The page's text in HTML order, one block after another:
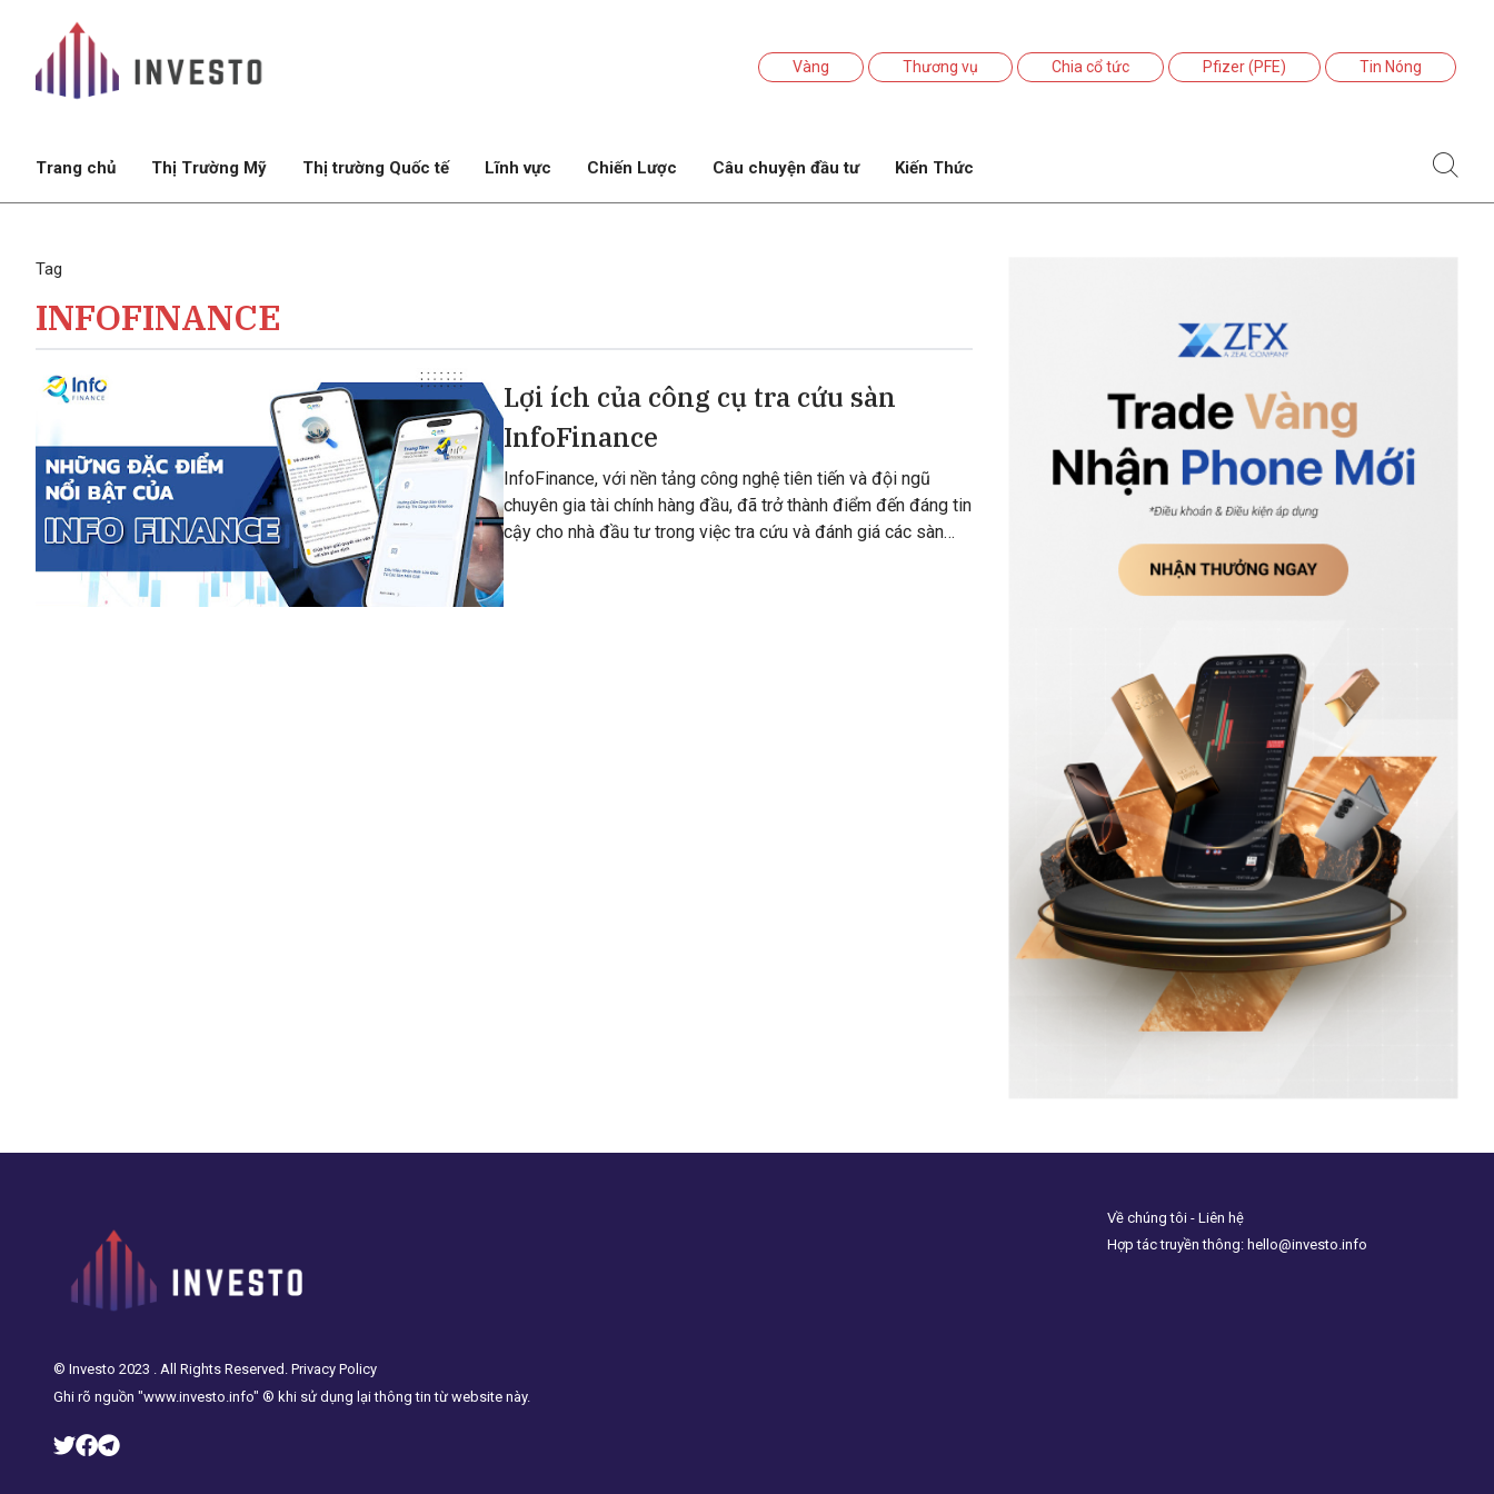
Vàng Thương vụ Chia cổ tức Pfizer (PFE) Tin Nóng
Trang chủ Thị Trường Mỹ Thị trường Quốc tế Lĩnh vực Chiến Lược Câu chuyện đầu tư Kiến Thức
Tag
INFOFINANCE
Lợi ích của công cụ tra cứu sàn
InfoFinance
InfoFinance, với nền tảng công nghệ tiên tiến và đội ngũ
chuyên gia tài chính hàng đầu, đã trở thành điểm đến đáng tin
cậy cho nhà đầu tư trong việc tra cứu và đánh giá các sàn
© Investo 2023 . All Rights Reserved. Privacy Policy
Ghi rõ nguồn "www.investo.info" ® khi sử dụng lại thông tin từ website này.
Về chúng tôi - Liên hệ
Hợp tác truyền thông: hello@investo.info